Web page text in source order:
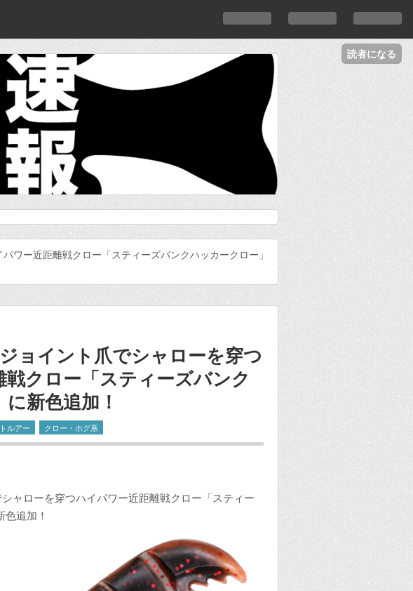
読者になる
ワー近距離戦クロー「スティーズバンクハッカークロー」
ジョイント爪でシャローを穿つ
クロー「スティーズバンク
新色追加！
ルアー クロー・ホグ系
ャローを穿つハイパワー近距離戦クロー「スティー
追加！